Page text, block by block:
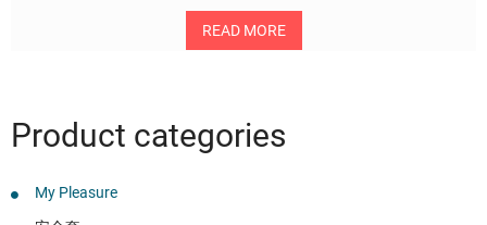
READ MORE
Product categories
My Pleasure